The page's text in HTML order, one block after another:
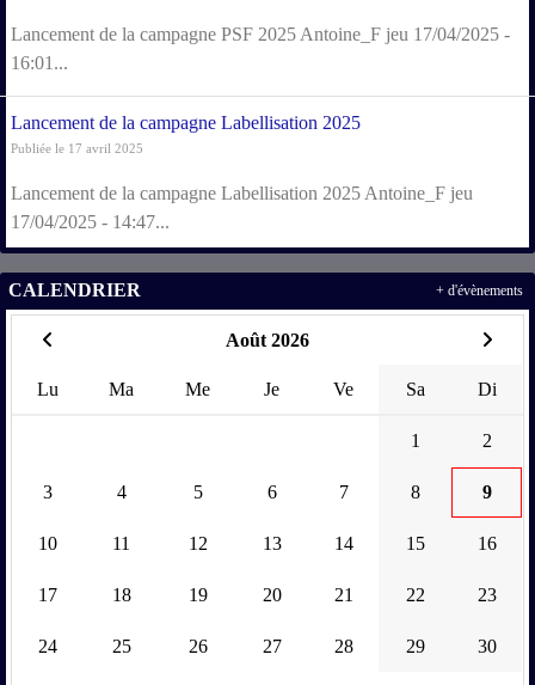
Lancement de la campagne PSF 2025 Antoine_F jeu 17/04/2025 -
16:01...
Lancement de la campagne Labellisation 2025
Publiée le 17 avril 2025
Lancement de la campagne Labellisation 2025 Antoine_F jeu
17/04/2025 - 14:47...
CALENDRIER
Août 2026
Lu Ma Me Je Ve Sa Di
1 2
3 4 5 6 7 8 9
10 11 12 13 14 15 16
17 18 19 20 21 22 23
24 25 26 27 28 29 30
+ d'évènements